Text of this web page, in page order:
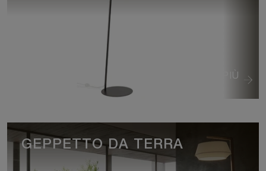
VEDI DI PIÙ
GEPPETTO DA TERRA